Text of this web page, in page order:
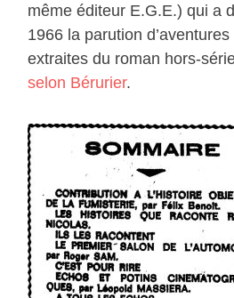
même éditeur E.G.E.) qui a
1966 la parution
extraites du roman hors-
selon Bérurier.